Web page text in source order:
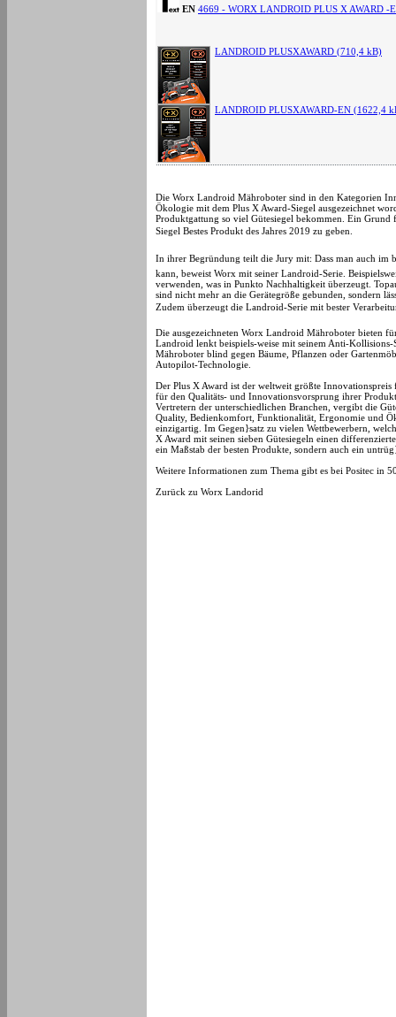
EN 4669 - WORX LANDROID PLUS X AWARD -
LANDROID PLUSXAWARD (710,4 kB)
LANDROID PLUSXAWARD-EN (1622,4
Die Worx Landroid Mähroboter sind in den Kategorien
Ökologie mit dem Plus X Award-Siegel ausgezeichnet
Produktgattung so viel Gütesiegel bekommen. Ein
Siegel Bestes Produkt des Jahres 2019 zu geben.
In ihrer Begründung teilt die Jury mit: Dass man auch
kann, beweist Worx mit seiner Landroid-Serie.
verwenden, was in Punkto Nachhaltigkeit überzeugt.
sind nicht mehr an die Gerätegröße gebunden, sondern
Zudem überzeugt die Landroid-Serie mit bester
Die ausgezeichneten Worx Landroid Mähroboter bieten
Landroid lenkt beispiels-weise mit seinem Anti-
Mähroboter blind gegen Bäume, Pflanzen oder
Autopilot-Technologie.
Der Plus X Award ist der weltweit größte
für den Qualitäts- und Innovationsvorsprung ihrer
Vertretern der unterschiedlichen Branchen, vergibt die
Quality, Bedienkomfort, Funktionalität, Ergonomie und
einzigartig. Im Gegen}satz zu vielen Wettbewerbern,
X Award mit seinen sieben Gütesiegeln einen
ein Maßstab der besten Produkte, sondern auch ein
Weitere Informationen zum Thema gibt es bei Positec in
Zurück zu Worx Landorid